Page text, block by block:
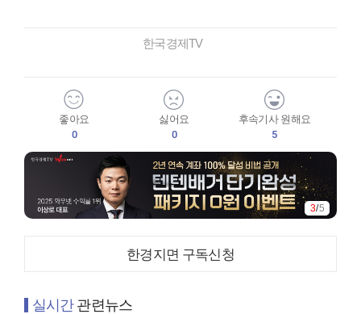
한국경제TV
좋아요
0
싫어요
0
후속기사 원해요
5
4/5
한경지면 구독신청
실시간관련뉴스